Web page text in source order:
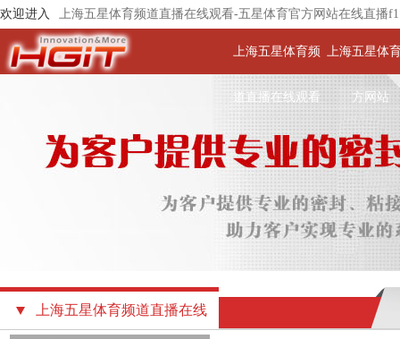
欢迎进入 上海五星体育频道直播在线观看-五星体育官方网站在线直播f1
上海五星体育频
道直播在线观看
上海五星体
方网站
上海五星体育频道直播在线